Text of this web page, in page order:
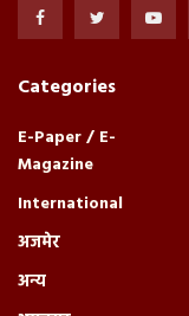
Categories
E-Paper / E-
Magazine
International
अजमेर
अन्य